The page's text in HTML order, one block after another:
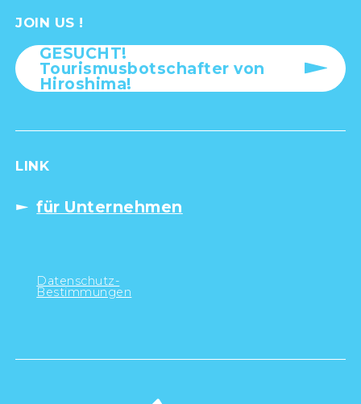
JOIN US !
GESUCHT!
Tourismusbotschafter von
Hiroshima!
LINK
für Unternehmen
Datenschutz-
Bestimmungen